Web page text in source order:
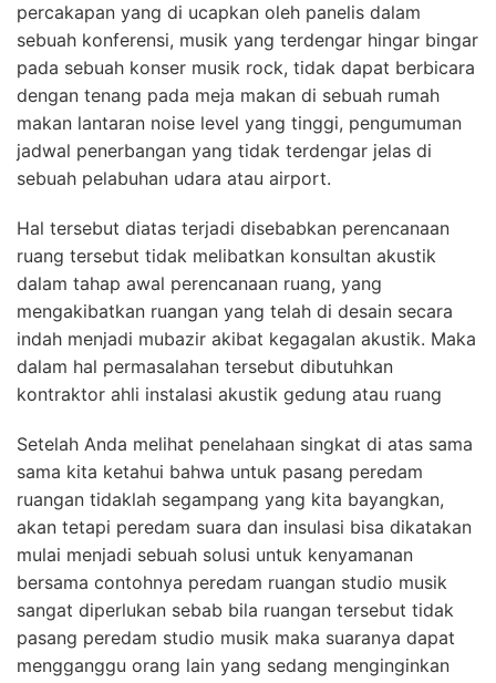
percakapan yang di ucapkan oleh panelis dalam
sebuah konferensi, musik yang terdengar hingar bingar
pada sebuah konser musik rock, tidak dapat berbicara
dengan tenang pada meja makan di sebuah rumah
makan lantaran noise level yang tinggi, pengumuman
jadwal penerbangan yang tidak terdengar jelas di
sebuah pelabuhan udara atau airport.
Hal tersebut diatas terjadi disebabkan perencanaan
ruang tersebut tidak melibatkan konsultan akustik
dalam tahap awal perencanaan ruang, yang
mengakibatkan ruangan yang telah di desain secara
indah menjadi mubazir akibat kegagalan akustik. Maka
dalam hal permasalahan tersebut dibutuhkan
kontraktor ahli instalasi akustik gedung atau ruang
Setelah Anda melihat penelahaan singkat di atas sama
sama kita ketahui bahwa untuk pasang peredam
ruangan tidaklah segampang yang kita bayangkan,
akan tetapi peredam suara dan insulasi bisa dikatakan
mulai menjadi sebuah solusi untuk kenyamanan
bersama contohnya peredam ruangan studio musik
sangat diperlukan sebab bila ruangan tersebut tidak
pasang peredam studio musik maka suaranya dapat
mengganggu orang lain yang sedang menginginkan